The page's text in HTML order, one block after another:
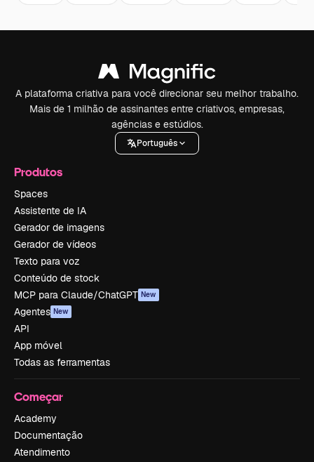
A plataforma criativa para você direcionar seu melhor trabalho.
Mais de 1 milhão de assinantes entre criativos, empresas,
agências e estúdios.
Português
Produtos
Spaces
Assistente de IA
Gerador de imagens
Gerador de vídeos
Texto para voz
Conteúdo de stock
MCP para Claude/ChatGPT New
Agentes New
API
App móvel
Todas as ferramentas
Começar
Academy
Documentação
Atendimento